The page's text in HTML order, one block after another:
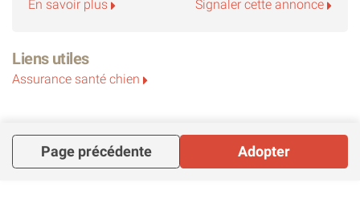
Adopter, c'est Aimer ! Parce que l'amour n'a pas de prix,
En savoir plus
Signaler cette annonce
Liens utiles
Assurance santé chien
Page précédente Adopter